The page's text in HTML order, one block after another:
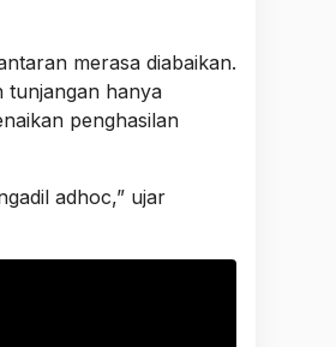
merasa diabaikan.
tunjangan hanya
penghasilan
adhoc,” ujar